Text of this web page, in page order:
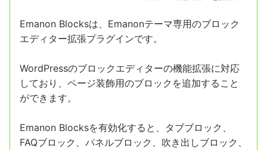
Emanon Blocksは、Emanonテーマ専用のブロック
エディター拡張プラグインです。
WordPressのブロックエディターの機能拡張に対応
しており、ページ装飾用のブロックを追加すること
ができます。
Emanon Blocksを有効化すると、タブブロック、
FAQブロック、パネルブロック、吹き出しブロック、